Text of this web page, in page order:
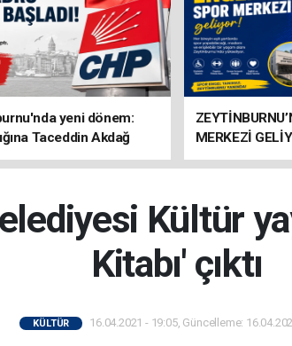
yeni dönem:
Taceddin Akdağ
MERKEZİ
Kültür
Kitabı' çıktı
KÜLTÜR 16.04.2021 - 19:05, Güncelleme: